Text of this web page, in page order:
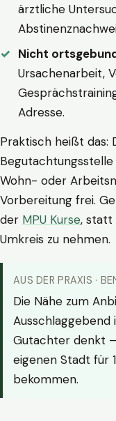
ärztliche
Nicht
Ursachenarbeit,
Adresse.
Praktisch heißt das:
Begutachtungsstelle
Wohn- oder
Vorbereitung frei.
der MPU Kurse, statt
Umkreis zu nehmen.
AUS DER PRAXIS ·
Die Nähe zum
Gutachter denkt
eigenen Stadt für
bekommen.